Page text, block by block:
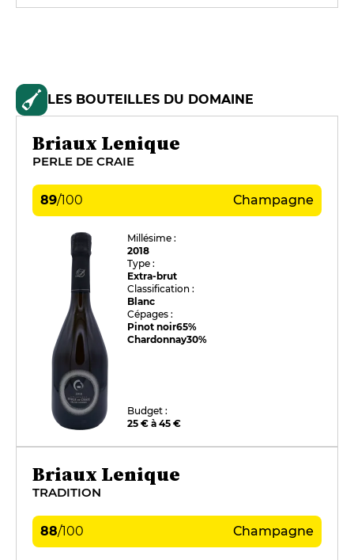
LES BOUTEILLES DU DOMAINE
Briaux Lenique
PERLE DE CRAIE
89/100 Champagne
Millésime :
2018
Type :
Extra-brut
Classification :
Blanc
Cépages :
Pinot noir65%
Chardonnay30%
Budget :
25 € à 45 €
Briaux Lenique
TRADITION
88/100 Champagne